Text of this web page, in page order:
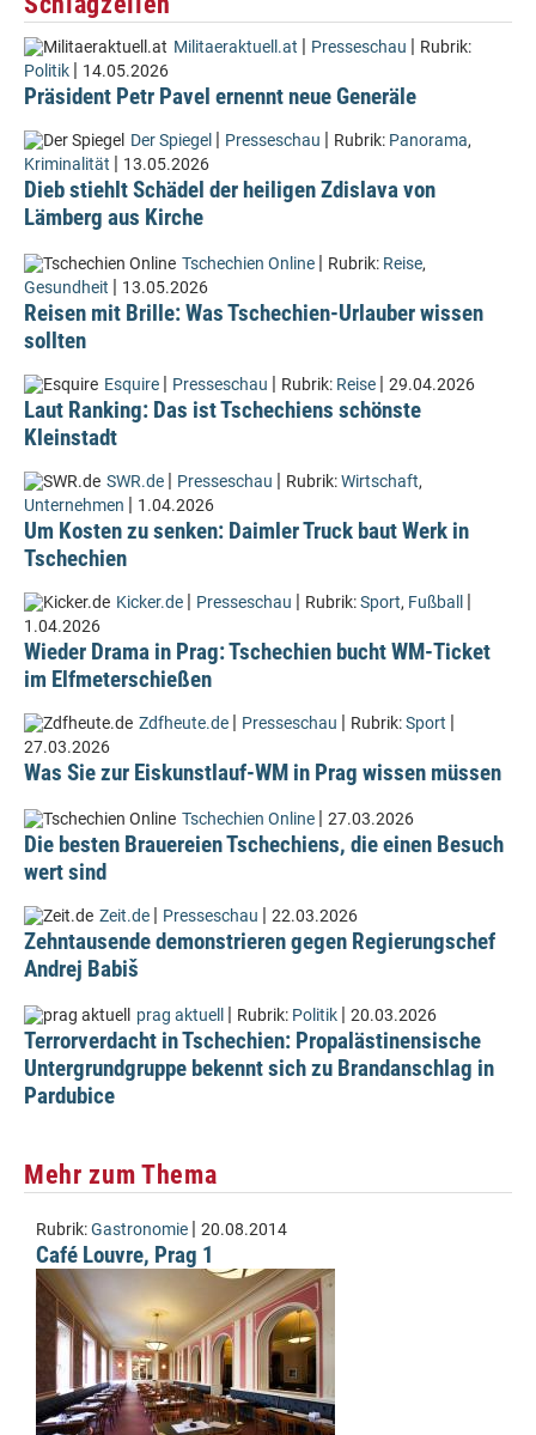
Militaeraktuell.at | Presseschau | Rubrik:
Politik | 14.05.2026
Präsident Petr Pavel ernennt neue Generäle
Der Spiegel | Presseschau | Rubrik: Panorama,
Kriminalität | 13.05.2026
Dieb stiehlt Schädel der heiligen Zdislava von
Lämberg aus Kirche
Tschechien Online | Rubrik: Reise,
Gesundheit | 13.05.2026
Reisen mit Brille: Was Tschechien-Urlauber wissen
sollten
Esquire | Presseschau | Rubrik: Reise | 29.04.2026
Laut Ranking: Das ist Tschechiens schönste
Kleinstadt
SWR.de | Presseschau | Rubrik:Wirtschaft,
Unternehmen | 1.04.2026
Um Kosten zu senken: Daimler Truck baut Werk in
Tschechien
Kicker.de | Presseschau | Rubrik:Sport, Fußball |
1.04.2026
Wieder Drama in Prag: Tschechien bucht WM-Ticket
im Elfmeterschießen
Zdfheute.de | Presseschau | Rubrik:Sport |
27.03.2026
Was Sie zur Eiskunstlauf-WM in Prag wissen müssen
Tschechien Online | 27.03.2026
Die besten Brauereien Tschechiens, die einen Besuch
wert sind
Zeit.de | Presseschau | 22.03.2026
Zehntausende demonstrieren gegen Regierungschef
Andrej Babiš
prag aktuell | Rubrik: Politik | 20.03.2026
Terrorverdacht in Tschechien: Propalästinensische
Untergrundgruppe bekennt sich zu Brandanschlag in
Pardubice
Mehr zum Thema
Rubrik:Gastronomie | 20.08.2014
Café Louvre, Prag 1